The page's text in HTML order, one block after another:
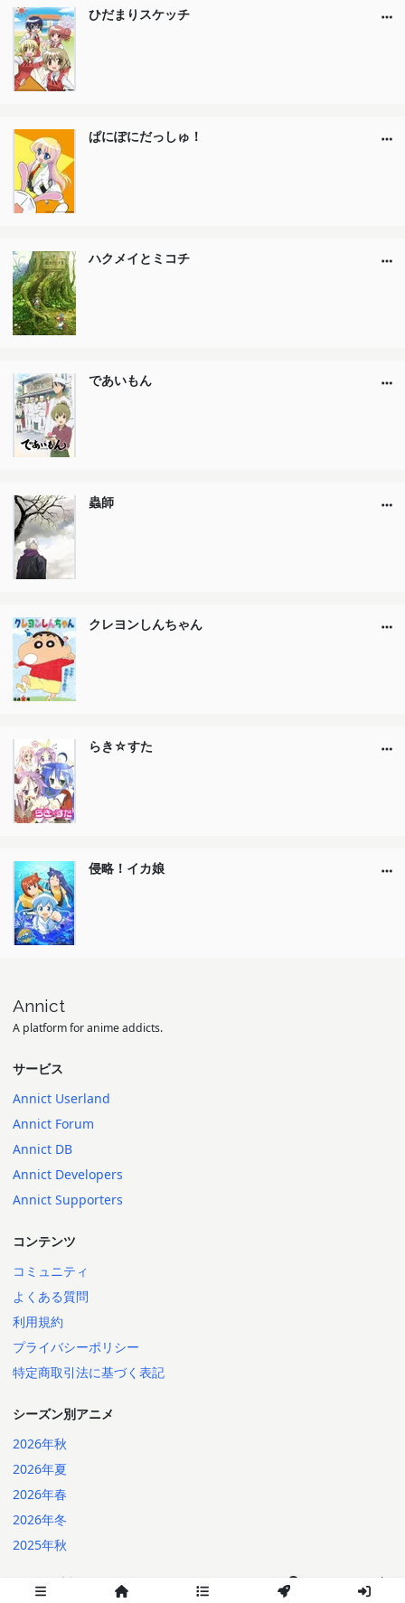
ひだまりスケッチ
ぱにぽにだっしゅ！
ハクメイとミコチ
であいもん
蟲師
クレヨンしんちゃん
らき☆すた
侵略！イカ娘
Annict
A platform for anime addicts.
サービス
Annict Userland
Annict Forum
Annict DB
Annict Developers
Annict Supporters
コンテンツ
コミュニティ
よくある質問
利用規約
プライバシーポリシー
特定商取引法に基づく表記
シーズン別アニメ
2026年秋
2026年夏
2026年春
2026年冬
2025年秋
言語: 日本語 English 2014-2026 Annict